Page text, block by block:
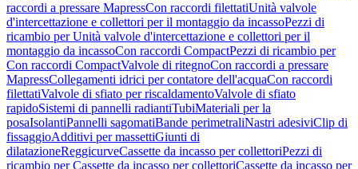
raccordi a pressare MapressCon raccordi filettatiUnità valvole
d'intercettazione e collettori per il montaggio da incassoPezzi di
ricambio per Unità valvole d'intercettazione e collettori per il
montaggio da incassoCon raccordi CompactPezzi di ricambio per
Con raccordi CompactValvole di ritegnoCon raccordi a pressare
MapressCollegamenti idrici per contatore dell'acquaCon raccordi
filettatiValvole di sfiato per riscaldamentoValvole di sfiato
rapidoSistemi di pannelli radiantiTubiMateriali per la
posaIsolantiPannelli sagomatiBande perimetraliNastri adesiviClip di
fissaggioAdditivi per massettiGiunti di
dilatazioneReggicurveCassette da incasso per collettoriPezzi di
ricambio per Cassette da incasso per collettoriCassette da incasso per